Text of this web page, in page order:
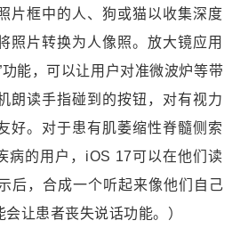
片框中的人、狗或猫以收集深度
照片转换为人像照。放大镜应用
功能，可以让用户对准微波炉等带
朗读手指碰到的按钮，对有视力
好。对于患有肌萎缩性脊髓侧索
病的用户，iOS 17可以在他们读
后，合成一个听起来像他们自己
让患者丧失说话功能。）